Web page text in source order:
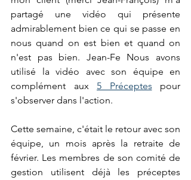
partagé une vidéo qui présente
admirablement bien ce qui se passe en
nous quand on est bien et quand on
n'est pas bien. Jean-Fe Nous avons
utilisé la vidéo avec son équipe en
complément aux 5 Préceptes pour
s'observer dans l'action.
Cette semaine, c'était le retour avec son
équipe, un mois après la retraite de
février. Les membres de son comité de
gestion utilisent déjà les préceptes